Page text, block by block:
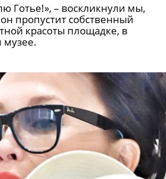
Готье!», – воскликнули мы,
пропустит собственный
красоты площадке, в
музее.